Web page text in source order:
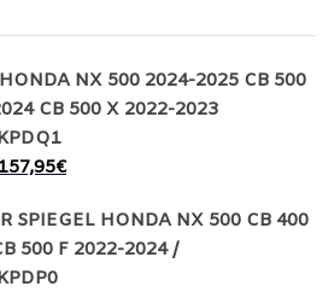
NX 500 2024-2025 CB 500
CB 500 X 2022-2023
157,95€
SPIEGEL HONDA NX 500 CB 400
500 F 2022-2024 /